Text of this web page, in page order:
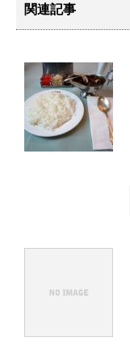
関連記事